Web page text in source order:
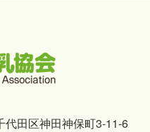
代田区神田神保町3-11-6